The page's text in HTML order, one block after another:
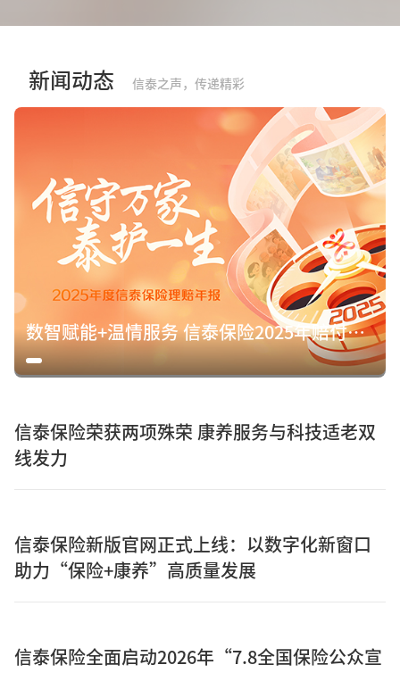
新闻动态 信泰之声，传递精彩
数智赋能+温情服务 信泰保险2025年赔付15.8亿元诠释保险初心
信泰保险荣获两项殊荣 康养服务与科技适老双
线发力
信泰保险新版官网正式上线：以数字化新窗口
助力“保险+康养”高质量发展
信泰保险全面启动2026年“7.8全国保险公众宣